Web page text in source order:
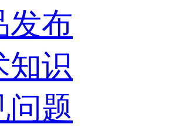
发布
知识
问题